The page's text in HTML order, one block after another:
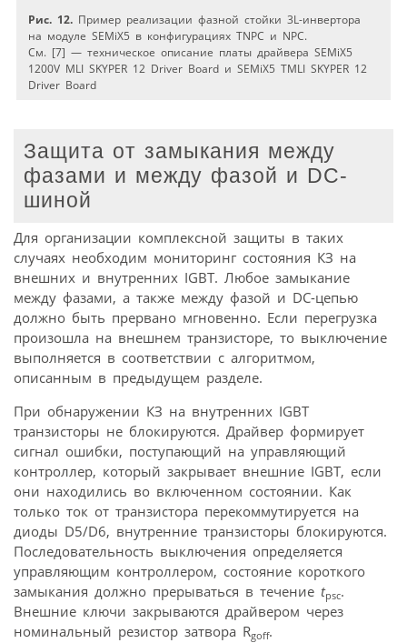
Рис. 12. Пример реализации фазной стойки 3L-инвертора
на модуле SEMiX5 в конфигурациях TNPC и NPC.
См. [7] — техническое описание платы драйвера SEMiX5
1200V MLI SKYPER 12 Driver Board и SEMiX5 TMLI SKYPER 12
Driver Board
Защита от замыкания между
фазами и между фазой и DC-
шиной
Для организации комплексной защиты в таких
случаях необходим мониторинг состояния КЗ на
внешних и внутренних IGBT. Любое замыкание
между фазами, а также между фазой и DC-цепью
должно быть прервано мгновенно. Если перегрузка
произошла на внешнем транзисторе, то выключение
выполняется в соответствии с алгоритмом,
описанным в предыдущем разделе.
При обнаружении КЗ на внутренних IGBT
транзисторы не блокируются. Драйвер формирует
сигнал ошибки, поступающий на управляющий
контроллер, который закрывает внешние IGBT, если
они находились во включенном состоянии. Как
только ток от транзистора перекоммутируется на
диоды D5/D6, внутренние транзисторы блокируются.
Последовательность выключения определяется
управляющим контроллером, состояние короткого
замыкания должно прерываться в течение tpsc.
Внешние ключи закрываются драйвером через
номинальный резистор затвора Rgoff.